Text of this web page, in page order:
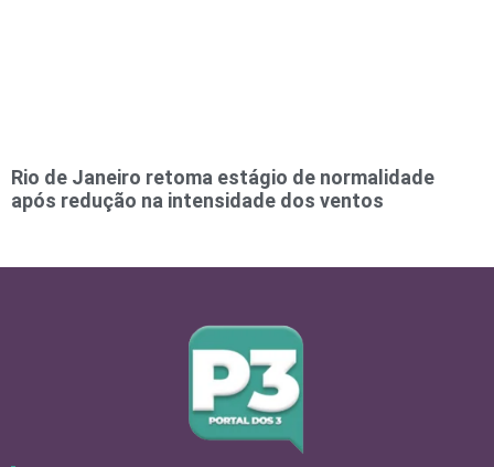
Rio de Janeiro retoma estágio de normalidade
após redução na intensidade dos ventos